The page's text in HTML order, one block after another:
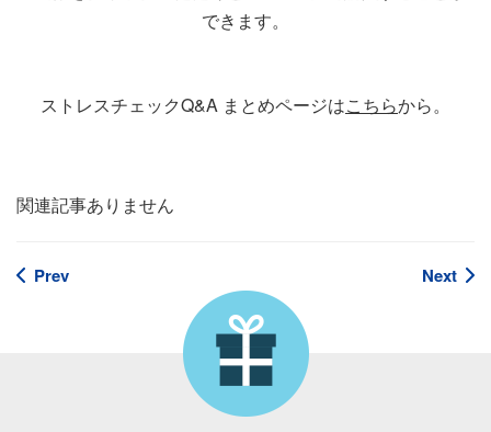
できます。
ストレスチェックQ&A まとめページはこちらから。
関連記事ありません
Prev Next